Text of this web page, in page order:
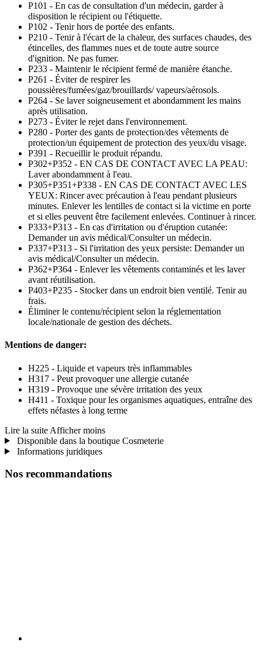
P101 - En cas de consultation d'un médecin, garder à
disposition le récipient ou l'étiquette.
P102 - Tenir hors de portée des enfants.
P210 - Tenir à l'écart de la chaleur, des surfaces chaudes, des
étincelles, des flammes nues et de toute autre source
d'ignition. Ne pas fumer.
P233 - Maintenir le récipient fermé de manière étanche.
P261 - Éviter de respirer les
poussières/fumées/gaz/brouillards/ vapeurs/aérosols.
P264 - Se laver soigneusement et abondamment les mains
après utilisation.
P273 - Éviter le rejet dans l'environnement.
P280 - Porter des gants de protection/des vêtements de
protection/un équipement de protection des yeux/du visage.
P391 - Recueillir le produit répandu.
P302+P352 - EN CAS DE CONTACT AVEC LA PEAU:
Laver abondamment à l'eau.
P305+P351+P338 - EN CAS DE CONTACT AVEC LES
YEUX: Rincer avec précaution à l'eau pendant plusieurs
minutes. Enlever les lentilles de contact si la victime en porte
et si elles peuvent être facilement enlevées. Continuer à rincer.
P333+P313 - En cas d'irritation ou d'éruption cutanée:
Demander un avis médical/Consulter un médecin.
P337+P313 - Si l'irritation des yeux persiste: Demander un
avis médical/Consulter un médecin.
P362+P364 - Enlever les vêtements contaminés et les laver
avant réutilisation.
P403+P235 - Stocker dans un endroit bien ventilé. Tenir au
frais.
Éliminer le contenu/récipient selon la réglementation
locale/nationale de gestion des déchets.
Mentions de danger:
H225 - Liquide et vapeurs très inflammables
H317 - Peut provoquer une allergie cutanée
H319 - Provoque une sévère irritation des yeux
H411 - Toxique pour les organismes aquatiques, entraîne des
effets néfastes à long terme
Lire la suite Afficher moins
Disponible dans la boutique Cosmeterie
Informations juridiques
Nos recommandations